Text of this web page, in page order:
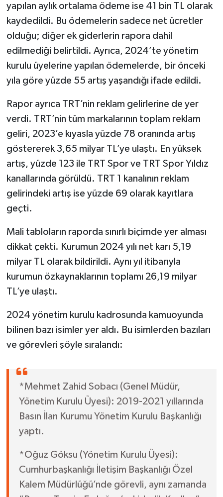
yapılan aylık ortalama ödeme ise 41 bin TL olarak
kaydedildi. Bu ödemelerin sadece net ücretler
olduğu; diğer ek giderlerin rapora dahil
edilmediği belirtildi. Ayrıca, 2024’te yönetim
kurulu üyelerine yapılan ödemelerde, bir önceki
yıla göre yüzde 55 artış yaşandığı ifade edildi.
Rapor ayrıca TRT’nin reklam gelirlerine de yer
verdi. TRT’nin tüm markalarının toplam reklam
geliri, 2023’e kıyasla yüzde 78 oranında artış
göstererek 3,65 milyar TL’ye ulaştı. En yüksek
artış, yüzde 123 ile TRT Spor ve TRT Spor Yıldız
kanallarında görüldü. TRT 1 kanalının reklam
gelirindeki artış ise yüzde 69 olarak kayıtlara
geçti.
Mali tabloların raporda sınırlı biçimde yer alması
dikkat çekti. Kurumun 2024 yılı net karı 5,19
milyar TL olarak bildirildi. Aynı yıl itibarıyla
kurumun özkaynaklarının toplamı 26,19 milyar
TL’ye ulaştı.
2024 yönetim kurulu kadrosunda kamuoyunda
bilinen bazı isimler yer aldı. Bu isimlerden bazıları
ve görevleri şöyle sıralandı:
*Mehmet Zahid Sobacı (Genel Müdür,
Yönetim Kurulu Üyesi): 2019-2021 yıllarında
Basın İlan Kurumu Yönetim Kurulu Başkanlığı
yaptı.
*Oğuz Göksu (Yönetim Kurulu Üyesi):
Cumhurbaşkanlığı İletişim Başkanlığı Özel
Kalem Müdürlüğü’nde görevli, aynı zamanda